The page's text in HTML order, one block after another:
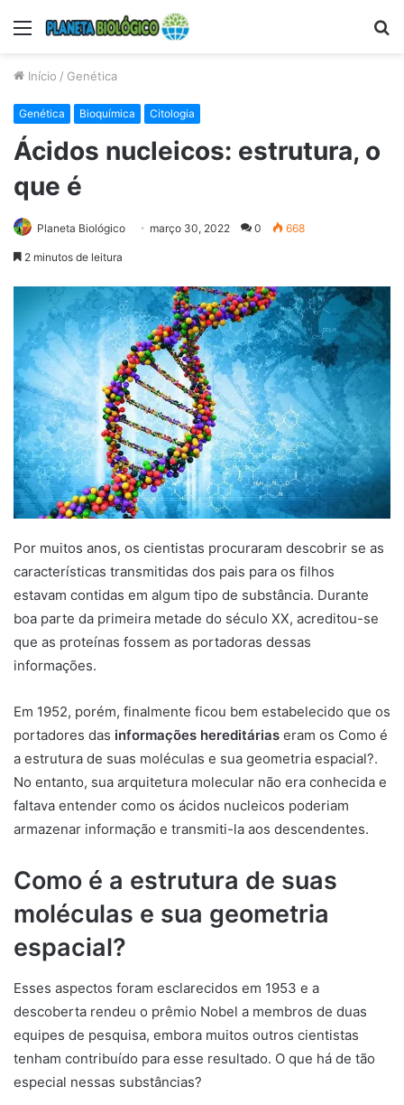
Menu
Início / Genética
Genética Bioquímica Citologia
Ácidos nucleicos: estrutura, o
que é
Planeta Biológico março 30, 2022 0 668
2 minutos de leitura
Por muitos anos, os cientistas procuraram descobrir se as
características transmitidas dos pais para os filhos
estavam contidas em algum tipo de substância. Durante
boa parte da primeira metade do século XX, acreditou-se
que as proteínas fossem as portadoras dessas
informações.
Em 1952, porém, finalmente ficou bem estabelecido que os
portadores das informações hereditárias eram os Como é
a estrutura de suas moléculas e sua geometria espacial?.
No entanto, sua arquitetura molecular não era conhecida e
faltava entender como os ácidos nucleicos poderiam
armazenar informação e transmiti-la aos descendentes.
Como é a estrutura de suas
moléculas e sua geometria
espacial?
Esses aspectos foram esclarecidos em 1953 e a
descoberta rendeu o prêmio Nobel a membros de duas
equipes de pesquisa, embora muitos outros cientistas
tenham contribuído para esse resultado. O que há de tão
especial nessas substâncias?